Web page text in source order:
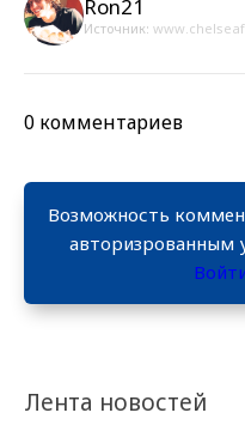
Лента новостей
Ron21
Источник:
0 комментариев
Возможность
авторизрованным